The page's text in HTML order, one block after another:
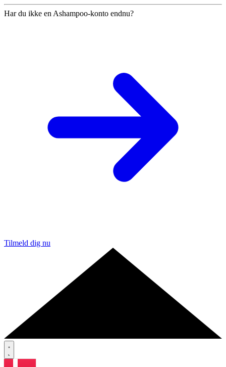
Har du ikke en Ashampoo-konto endnu?
Tilmeld dig nu